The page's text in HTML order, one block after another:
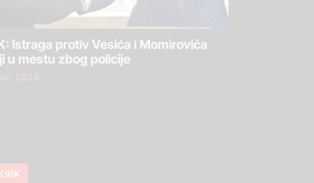
Istraga protiv Vesića i Momirovića
u mestu zbog policije
2026.